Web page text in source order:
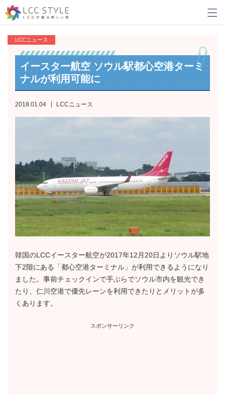
LCCニュース
イースター航空 ソウル駅都心空港ターミ
ナルが利用可能に
2018.01.04 LCCニュース
韓国のLCCイースター航空が2017年12月20日よりソウル駅地
下2階にある「都心空港ターミナル」が利用できるようになり
ました。事前チェックインで手ぶらでソウル市内を観光でき
たり、仁川空港で優先レーンを利用できたりとメリットが多
くあります。
スポンサーリンク